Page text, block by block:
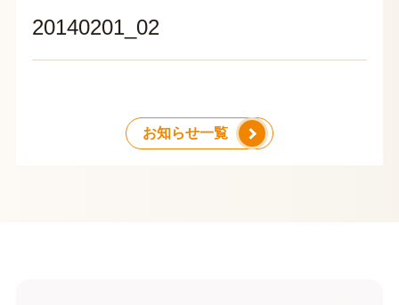
20140201_02
お知らせ一覧